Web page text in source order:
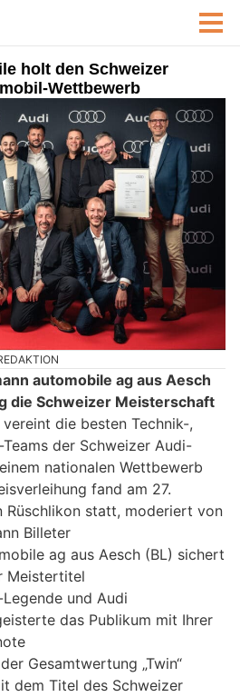
holt den Schweizer
Wettbewerb
automobile ag aus Aesch
die Schweizer Meisterschaft
die besten Technik-,
der Schweizer Audi-
nationalen Wettbewerb
fand am 27.
Rüschlikon statt, moderiert von
Billeter
ag aus Aesch (BL) sichert
Meistertitel
und Audi
das Publikum mit Ihrer
Gesamtwertung „Twin“
dem Titel des Schweizer